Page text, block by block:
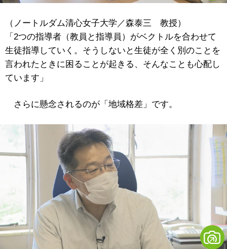
（ノートルダム清心女子大学／森泰三 教授）
「2つの指導者（教員と指導員）がベクトルを合わせて
生徒指導していく。そうしないと生徒が全く別のことを
言われたときに困ることが起きる、そんなことも心配し
ています」
さらに懸念されるのが「地域格差」です。